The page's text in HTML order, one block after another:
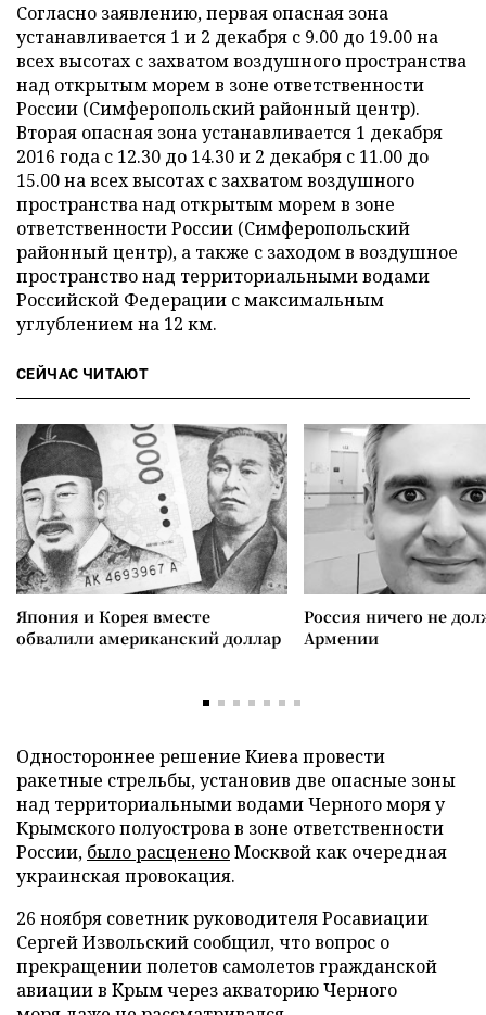
Согласно заявлению, первая опасная зона
устанавливается 1 и 2 декабря с 9.00 до 19.00 на
всех высотах с захватом воздушного пространства
над открытым морем в зоне ответственности
России (Симферопольский районный центр).
Вторая опасная зона устанавливается 1 декабря
2016 года с 12.30 до 14.30 и 2 декабря с 11.00 до
15.00 на всех высотах с захватом воздушного
пространства над открытым морем в зоне
ответственности России (Симферопольский
районный центр), а также с заходом в воздушное
пространство над территориальными водами
Российской Федерации с максимальным
углублением на 12 км.
СЕЙЧАС ЧИТАЮТ
Япония и Корея вместе
обвалили американский доллар
Россия ничего не
Армении
Одностороннее решение Киева провести
ракетные стрельбы, установив две опасные зоны
над территориальными водами Черного моря у
Крымского полуострова в зоне ответственности
России, было расцененоМосквой как очередная
украинская провокация.
26 ноября советник руководителя Росавиации
Сергей Извольский сообщил, что вопрос о
прекращении полетов самолетов гражданской
авиации в Крым через акваторию Черного